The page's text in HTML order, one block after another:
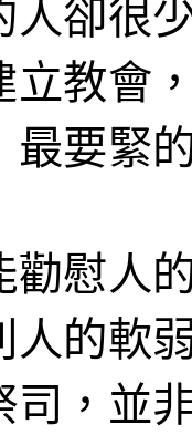
人卻很
立教會
最要緊
勸慰人
人的軟
司，並